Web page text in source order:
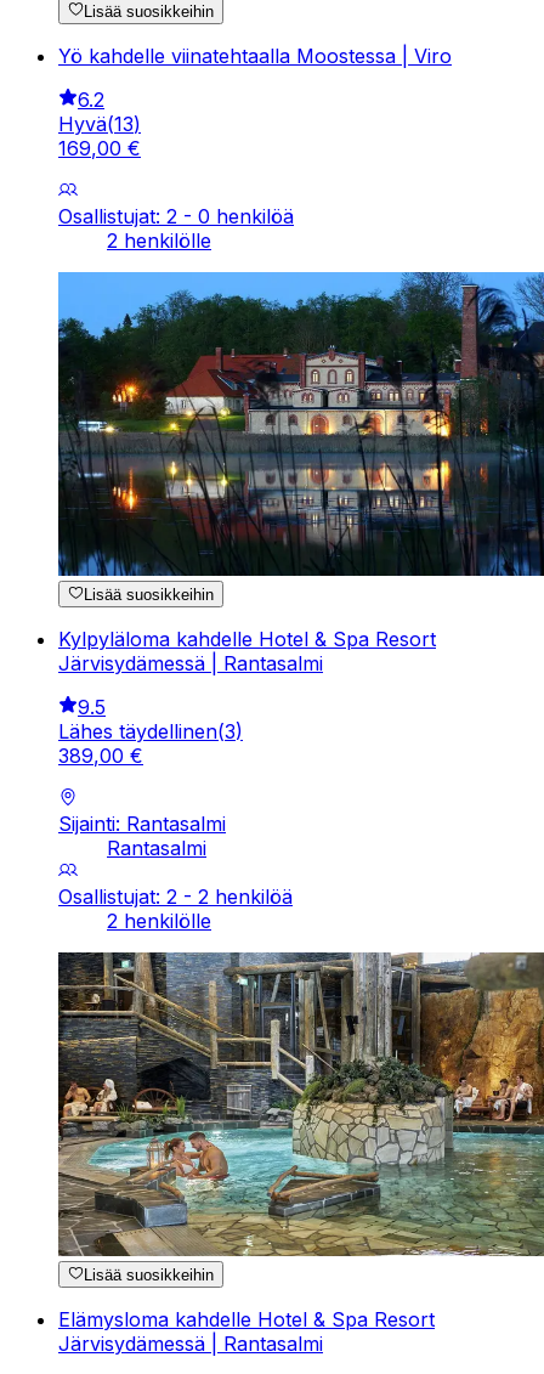
Lisää suosikkeihin
Yö kahdelle viinatehtaalla Moostessa | Viro
6.2
Hyvä(13)
169,00 €
Osallistujat: 2 - 0 henkilöä
2 henkilölle
Lisää suosikkeihin
Kylpyläloma kahdelle Hotel & Spa Resort
Järvisydämessä | Rantasalmi
9.5
Lähes täydellinen(3)
389,00 €
Sijainti: Rantasalmi
Rantasalmi
Osallistujat: 2 - 2 henkilöä
2 henkilölle
Lisää suosikkeihin
Elämysloma kahdelle Hotel & Spa Resort
Järvisydämessä | Rantasalmi